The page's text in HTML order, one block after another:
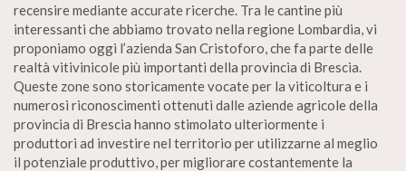
recensire mediante accurate ricerche. Tra le cantine più
interessanti che abbiamo trovato nella regione Lombardia, vi
proponiamo oggi l’azienda San Cristoforo, che fa parte delle
realtà vitivinicole più importanti della provincia di Brescia.
Queste zone sono storicamente vocate per la viticoltura e i
numerosi riconoscimenti ottenuti dalle aziende agricole della
provincia di Brescia hanno stimolato ulteriormente i
produttori ad investire nel territorio per utilizzarne al meglio
il potenziale produttivo, per migliorare costantemente la